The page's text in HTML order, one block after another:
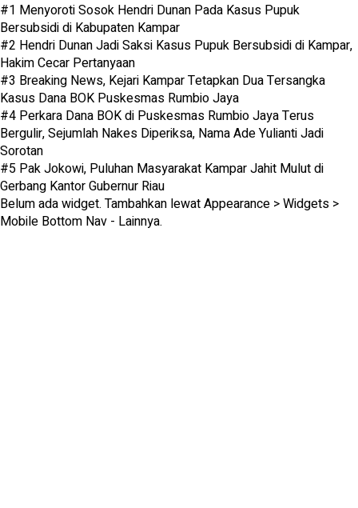
#1 Menyoroti Sosok Hendri Dunan Pada Kasus Pupuk
Bersubsidi di Kabupaten Kampar
#2 Hendri Dunan Jadi Saksi Kasus Pupuk Bersubsidi di Kampar,
Hakim Cecar Pertanyaan
#3 Breaking News, Kejari Kampar Tetapkan Dua Tersangka
Kasus Dana BOK Puskesmas Rumbio Jaya
#4 Perkara Dana BOK di Puskesmas Rumbio Jaya Terus
Bergulir, Sejumlah Nakes Diperiksa, Nama Ade Yulianti Jadi
Sorotan
#5 Pak Jokowi, Puluhan Masyarakat Kampar Jahit Mulut di
Gerbang Kantor Gubernur Riau
Belum ada widget. Tambahkan lewat Appearance > Widgets >
Mobile Bottom Nav - Lainnya.